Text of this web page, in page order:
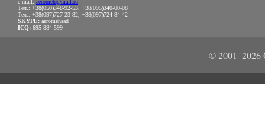
e-mail: aeromeh@mail.ru
Тел.: +38(050)348-92-53, +38(095)340-00-08
Тел.: +38(097)727-23-82, +38(097)724-84-42
SKYPE: aeromehsad
ICQ: 695-884-599
©